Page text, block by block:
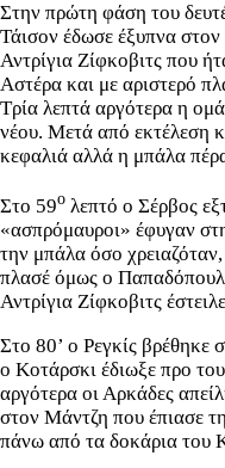
Στην πρώτη φάση του
Τάισον έδωσε έξυπνα
Αντρίγια Ζίφκοβιτς που
Αστέρα και με αριστερό
Τρία λεπτά αργότερα η
νέου. Μετά από εκτέλεση
κεφαλιά αλλά η μπάλα
Στο 59ο λεπτό ο Σέρβος
«ασπρόμαυροι» έφυγαν
την μπάλα όσο
πλασέ όμως ο
Αντρίγια Ζίφκοβιτς
Στο 80’ ο Ρεγκίς βρέθηκε
ο Κοτάρσκι έδιωξε προ
αργότερα οι Αρκάδες
στον Μάντζη που έπιασε
πάνω από τα δοκάρια του